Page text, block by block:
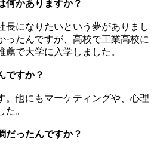
何かありますか？
長になりたいという夢がありまし
ったんですが、高校で工業高校に
薦で大学に入学しました。
ですか？
。他にもマーケティングや、心理
。
だったんですか？